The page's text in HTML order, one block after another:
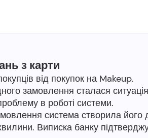
з карти
від покупок на Makeup.
замовлення сталася
в роботі системи.
система створила його
Виписка банку